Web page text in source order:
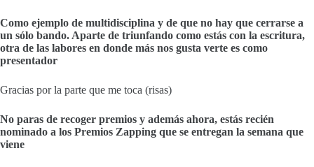
Como ejemplo de multidisciplina y de que no hay que cerrarse a
un sólo bando. Aparte de triunfando como estás con la escritura,
otra de las labores en donde más nos gusta verte es como
presentador
Gracias por la parte que me toca (risas)
No paras de recoger premios y además ahora, estás recién
nominado a los Premios Zapping que se entregan la semana que
viene